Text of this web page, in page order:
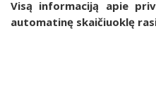
Visą informaciją apie
automatinę skaičiuoklę